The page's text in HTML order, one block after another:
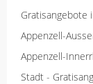
Gratisangebote
Appenzell-
Appenzell-
Stadt -